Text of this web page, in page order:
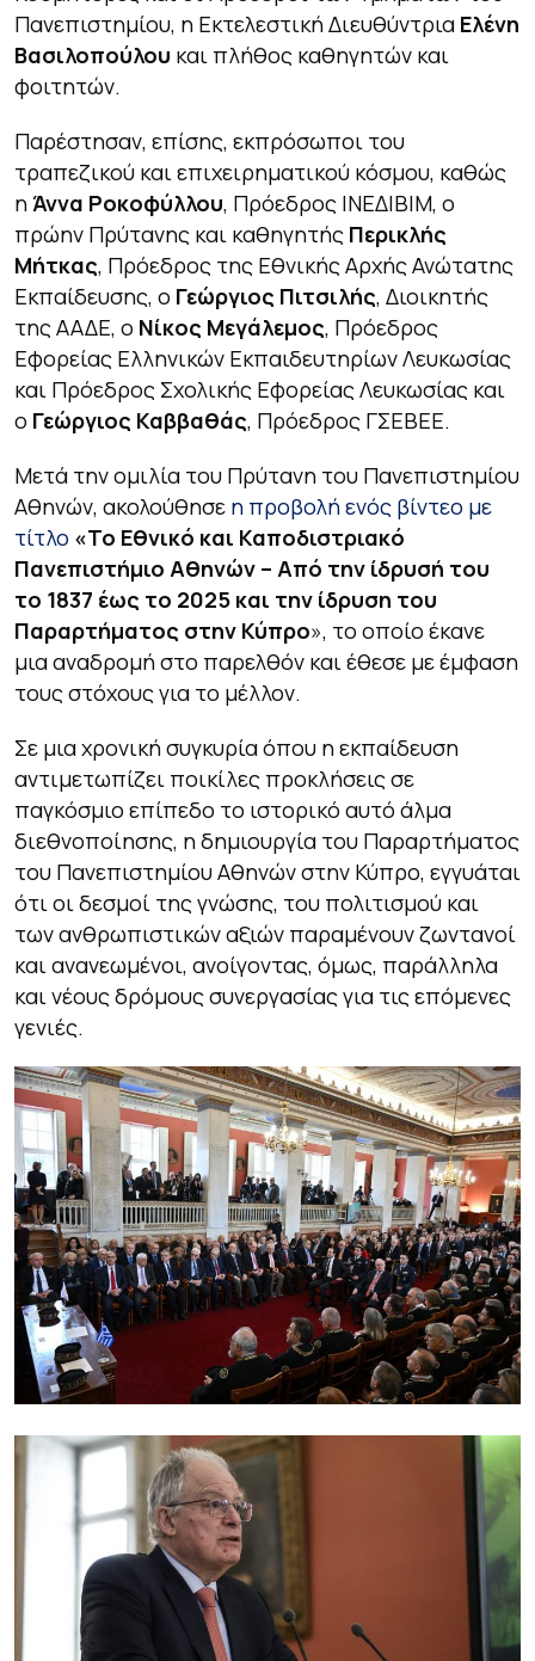
Πανεπιστημίου, η Εκτελεστική Διευθύντρια Ελένη
Βασιλοπούλου και πλήθος καθηγητών και
φοιτητών.
Παρέστησαν, επίσης, εκπρόσωποι του
τραπεζικού και επιχειρηματικού κόσμου, καθώς
ηΆννα Ροκοφύλλου, Πρόεδρος ΙΝΕΔΙΒΙΜ, ο
πρώην Πρύτανης και καθηγητής Περικλής
Μήτκας, Πρόεδρος της Εθνικής Αρχής Ανώτατης
Εκπαίδευσης, ο Γεώργιος Πιτσιλής, Διοικητής
της ΑΑΔΕ, ο Νίκος Μεγάλεμος, Πρόεδρος
Εφορείας Ελληνικών Εκπαιδευτηρίων Λευκωσίας
και Πρόεδρος Σχολικής Εφορείας Λευκωσίας και
ο Γεώργιος Καββαθάς, Πρόεδρος ΓΣΕΒΕΕ.
Μετά την ομιλία του Πρύτανη του Πανεπιστημίου
Αθηνών, ακολούθησε η προβολή ενός βίντεο με
τίτλο «Το Εθνικό και Καποδιστριακό
Πανεπιστήμιο Αθηνών – Από την ίδρυσή του
το 1837 έως το 2025 και την ίδρυση του
Παραρτήματος στην Κύπρο», το οποίο έκανε
μια αναδρομή στο παρελθόν και έθεσε με έμφαση
τους στόχους για το μέλλον.
Σε μια χρονική συγκυρία όπου η εκπαίδευση
αντιμετωπίζει ποικίλες προκλήσεις σε
παγκόσμιο επίπεδο το ιστορικό αυτό άλμα
διεθνοποίησης, η δημιουργία του Παραρτήματος
του Πανεπιστημίου Αθηνών στην Κύπρο, εγγυάται
ότι οι δεσμοί της γνώσης, του πολιτισμού και
των ανθρωπιστικών αξιών παραμένουν ζωντανοί
και ανανεωμένοι, ανοίγοντας, όμως, παράλληλα
και νέους δρόμους συνεργασίας για τις επόμενες
γενιές.